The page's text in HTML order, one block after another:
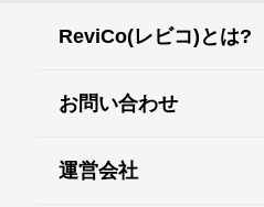
ReviCo(レビコ)とは?
お問い合わせ
運営会社